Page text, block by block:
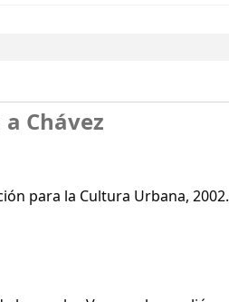
Chávez
para la Cultura Urbana,